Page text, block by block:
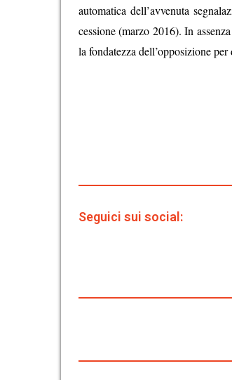
automatica dell’avvenuta
cessione (marzo 2016). In
la fondatezza dell’opposizione
Seguici sui social: